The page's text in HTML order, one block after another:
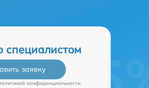
специалистом
заявку
конфиденциальности